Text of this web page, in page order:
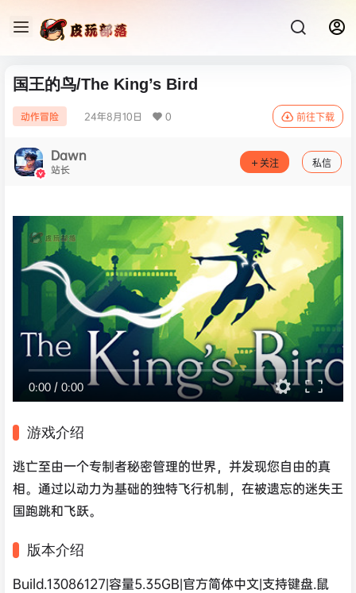
国王的鸟/The King’s Bird
动作冒险 24年8月10日 0 前往下载
Dawn
站长 关注 私信
0:00 / 0:00
游戏介绍
逃亡至由一个专制者秘密管理的世界，并发现您自由的真
相。通过以动力为基础的独特飞行机制，在被遗忘的迷失王
国跑跳和飞跃。
版本介绍
Build.13086127|容量5.35GB|官方简体中文|支持键盘.鼠